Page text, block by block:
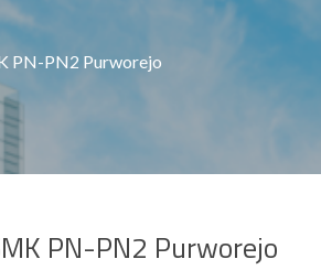
PN-PN2 Purworejo
PN-PN2 Purworejo